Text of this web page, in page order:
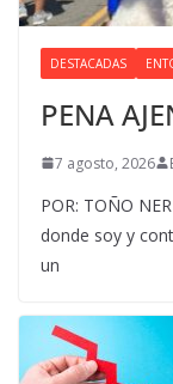
DESTACADAS
PENA
7 agosto, 2026
POR: TOÑO
donde soy y
un